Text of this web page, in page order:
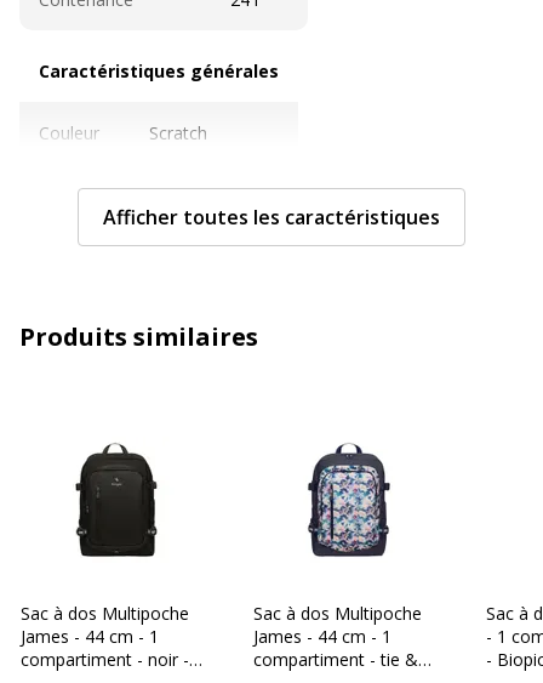
Caractéristiques générales
Couleur Scratch
Modèle James Scratch
Données d'identification
Code barre maitre 3701749500703
Référence produit
fabricant
BIOPIC_MULTIPOCHE25_SCRATCH
Dimensions et poids
Dimensions et poids
Dimensions en cm (LxHxP) 44 x 31.5 x 22.5 cm
Poids du produit 850 g
Afficher toutes les caractéristiques
Produits similaires
Sac à dos Multipoche
James - 44 cm - 1
compartiment - noir -
Sac à dos Multipoche
James - 44 cm - 1
compartiment - tie &
Sac à
- 1
-